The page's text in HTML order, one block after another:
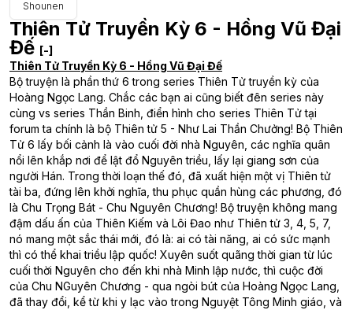
Shounen
Thiên Tử Truyền Kỳ 6 - Hồng Vũ Đại
Đế [-]
Thiên Tử Truyền Kỳ 6 - Hồng Vũ Đại Đế
Bộ truyện là phần thứ 6 trong series Thiên Tử truyền kỳ của
Hoàng Ngọc Lang. Chắc các bạn ai cũng biết đên series này
cùng vs series Thần Binh, điển hình cho series Thiên Tử tại
forum ta chính là bộ Thiên tử 5 - Như Lai Thần Chưởng! Bộ Thiên
Tử 6 lấy bối cảnh là vào cuối đời nhà Nguyên, các nghĩa quân
nổi lên khắp nơi để lật đổ Nguyên triều, lấy lại giang sơn của
người Hán. Trong thời loạn thế đó, đã xuất hiện một vị Thiên tử
tài ba, đứng lên khởi nghĩa, thu phục quần hùng các phương, đó
là Chu Trọng Bát - Chu Nguyên Chương! Bộ truyện không mang
đậm dấu ấn của Thiên Kiếm và Lôi Đao như Thiên tử 3, 4, 5, 7,
nó mang một sắc thái mới, đó là: ai có tài năng, ai có sức mạnh
thì có thể khai triều lập quốc! Xuyên suốt quãng thời gian từ lúc
cuối thời Nguyên cho đến khi nhà Minh lập nước, thì cuộc đời
của Chu NGuyên Chương - qua ngòi bút của Hoàng Ngọc Lang,
đã thay đổi, kể từ khi y lạc vào trong Nguyệt Tông Minh giáo, và